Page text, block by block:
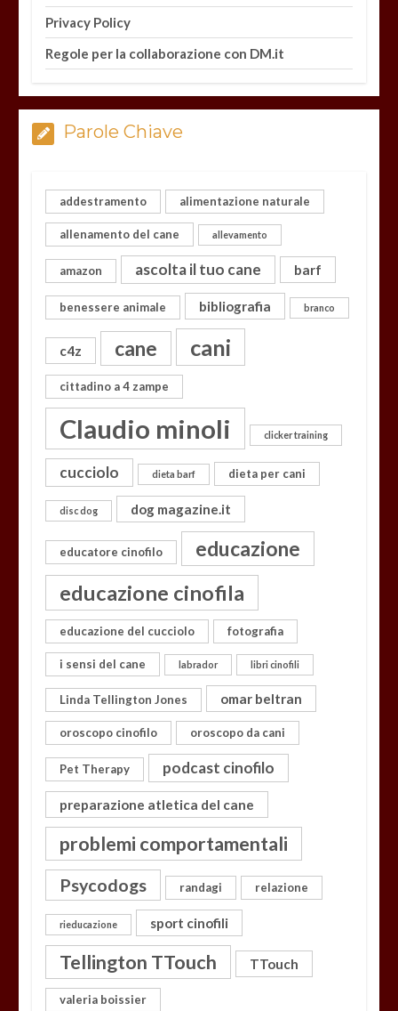
Privacy Policy
Regole per la collaborazione con DM.it
Parole Chiave
addestramento alimentazione naturale
allenamento del cane allevamento
amazon ascolta il tuo cane barf
benessere animale bibliografia branco
c4z cane cani
cittadino a 4 zampe
Claudio minoli clicker training
cucciolo dieta barf dieta per cani
disc dog dog magazine.it
educatore cinofilo educazione
educazione cinofila
educazione del cucciolo fotografia
i sensi del cane labrador libri cinofili
Linda Tellington Jones omar beltran
oroscopo cinofilo oroscopo da cani
Pet Therapy podcast cinofilo
preparazione atletica del cane
problemi comportamentali
Psycodogs randagi relazione
rieducazione sport cinofili
Tellington TTouch TTouch
valeria boissier